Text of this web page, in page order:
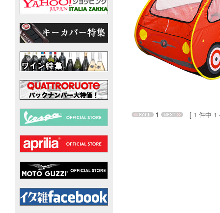
1 [ 1 件中 1